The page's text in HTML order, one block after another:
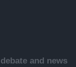
and news